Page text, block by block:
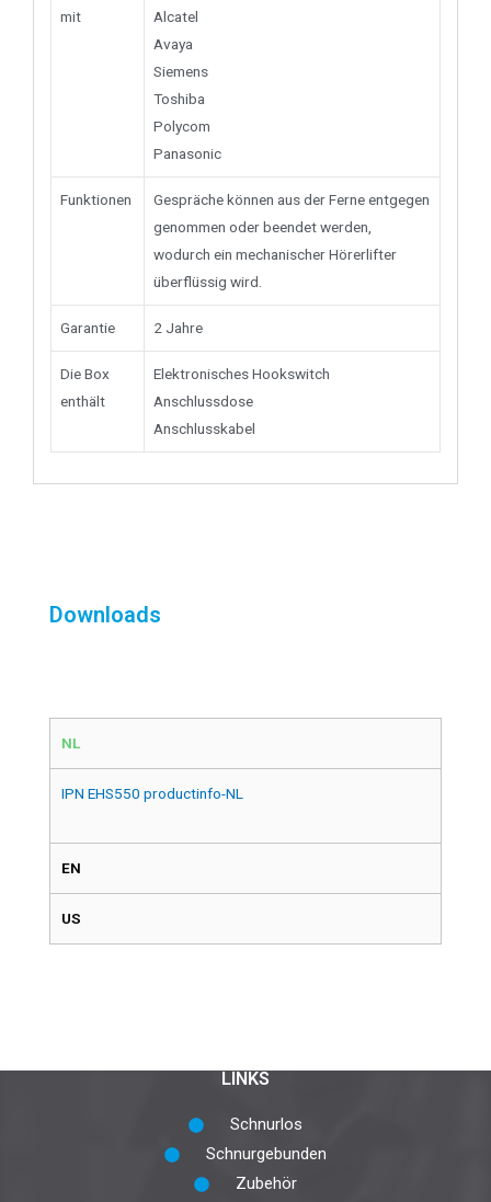
mit
Alcatel
Avaya
Siemens
Toshiba
Polycom
Panasonic
Funktionen
Gespräche können aus der Ferne entgegen
genommen oder beendet werden,
wodurch ein mechanischer Hörerlifter
überflüssig wird.
Garantie 2 Jahre
Die Box
enthält
Elektronisches Hookswitch
Anschlussdose
Anschlusskabel
Downloads
NL
IPN EHS550 productinfo-NL
EN
US
LINKS
Schnurlos
Schnurgebunden
Zubehör